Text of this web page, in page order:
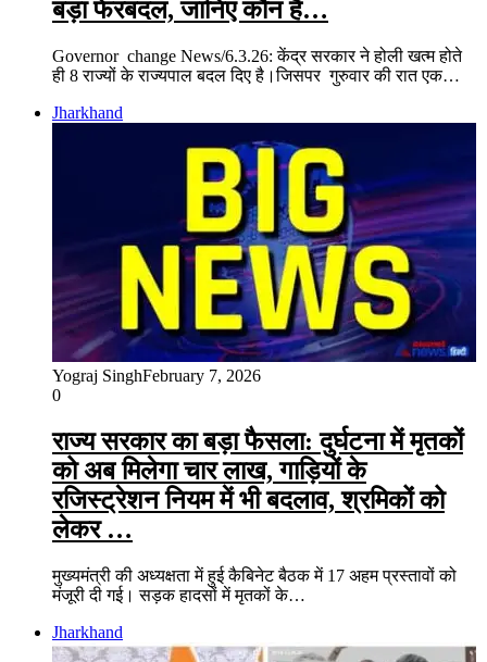
बड़ा फेरबदल, जानिए कौन हैं…
Governor change News/6.3.26: केंद्र सरकार ने होली खत्म होते
ही 8 राज्यों के राज्यपाल बदल दिए है।जिसपर गुरुवार की रात एक…
Jharkhand
Yograj SinghFebruary 7, 2026
0
राज्य सरकार का बड़ा फैसला: दुर्घटना में मृतकों
को अब मिलेगा चार लाख, गाड़ियों के
रजिस्ट्रेशन नियम में भी बदलाव, श्रमिकों को
लेकर …
मुख्यमंत्री की अध्यक्षता में हुई कैबिनेट बैठक में 17 अहम प्रस्तावों को
मंजूरी दी गई। सड़क हादसों में मृतकों के…
Jharkhand